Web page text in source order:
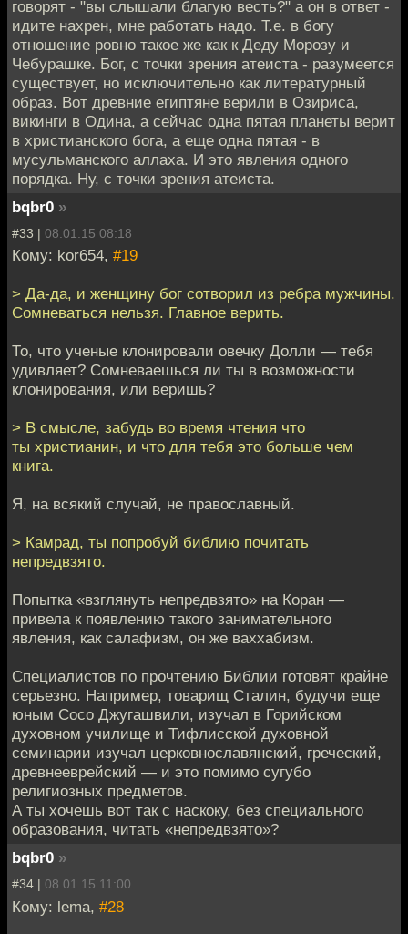
говорят - "вы слышали благую весть?" а он в ответ -
идите нахрен, мне работать надо. Т.е. в богу
отношение ровно такое же как к Деду Морозу и
Чебурашке. Бог, с точки зрения атеиста - разумеется
существует, но исключительно как литературный
образ. Вот древние египтяне верили в Озириса,
викинги в Одина, а сейчас одна пятая планеты верит
в христианского бога, а еще одна пятая - в
мусульманского аллаха. И это явления одного
порядка. Ну, с точки зрения атеиста.
bqbr0 »
#33 | 08.01.15 08:18
Кому: kor654, #19
> Да-да, и женщину бог сотворил из ребра мужчины.
Сомневаться нельзя. Главное верить.
То, что ученые клонировали овечку Долли — тебя
удивляет? Сомневаешься ли ты в возможности
клонирования, или веришь?
> В смысле, забудь во время чтения что
ты христианин, и что для тебя это больше чем
книга.
Я, на всякий случай, не православный.
> Камрад, ты попробуй библию почитать
непредвзято.
Попытка «взглянуть непредвзято» на Коран —
привела к появлению такого занимательного
явления, как салафизм, он же ваххабизм.
Специалистов по прочтению Библии готовят крайне
серьезно. Например, товарищ Сталин, будучи еще
юным Сосо Джугашвили, изучал в Горийском
духовном училище и Тифлисской духовной
семинарии изучал церковнославянский, греческий,
древнееврейский — и это помимо сугубо
религиозных предметов.
А ты хочешь вот так с наскоку, без специального
образования, читать «непредвзято»?
bqbr0 »
#34 | 08.01.15 11:00
Кому: lema, #28